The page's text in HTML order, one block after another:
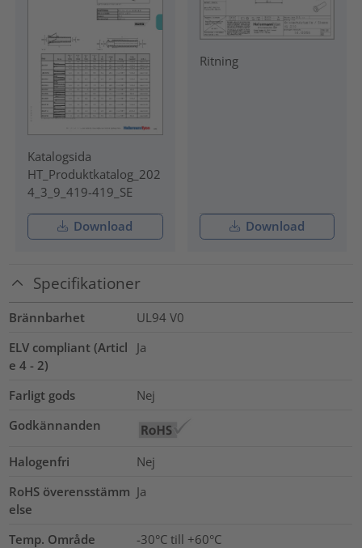
Katalogsida
HT_Produktkatalog_202
4_3_9_419-419_SE
Download
Ritning
Download
Specifikationer
Brännbarhet
UL94 V0
ELV compliant (Articl
e 4 - 2)
Ja
Farligt gods
Nej
Godkännanden
Halogenfri
Nej
RoHS överensstämm
else
Ja
Temp. Område -30°C till +60°C